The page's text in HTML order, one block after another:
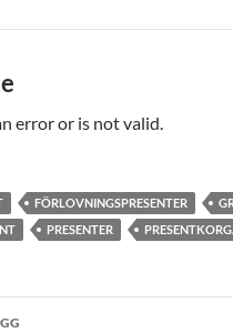
error or is not valid.
FÖRLOVNINGSPRESENTER
PRESENTER